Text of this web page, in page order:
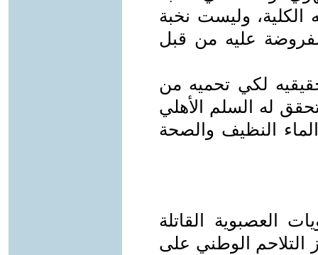
وليست نخبة
عليه من قبل
لكي تحميه من
له السلم الأهلي
النظيف والصحة
العصبوية القاتلة
التلاحم الوطني على